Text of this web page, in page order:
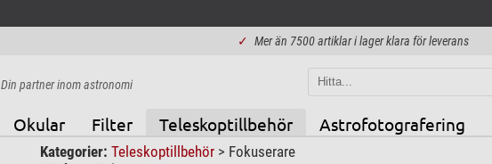
✓ Mer än 7500 artiklar i lager klara för leverans
Din partner inom astronomi
Okular Filter Teleskoptillbehör Astrofotografering
Kategorier: Teleskoptillbehör > Fokuserare